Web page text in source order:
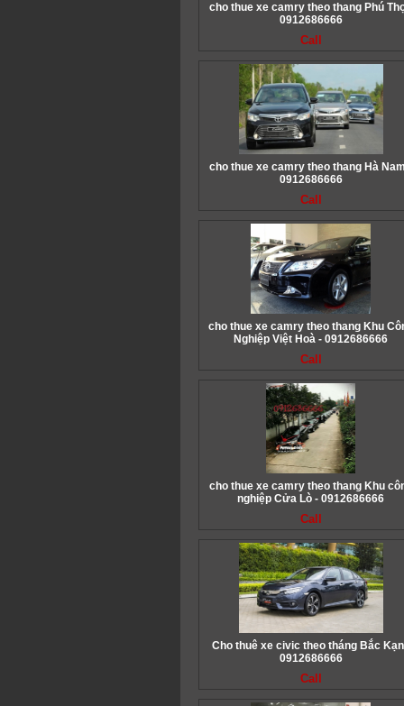
cho thue xe camry theo thang Phú
0912686666
Call
cho thue xe camry theo thang Hà
0912686666
Call
cho thue xe camry theo thang Khu
Nghiệp Việt Hoà - 0912686666
Call
cho thue xe camry theo thang Khu
nghiệp Cửa Lò - 0912686666
Call
Cho thuê xe civic theo tháng Bắc
0912686666
Call